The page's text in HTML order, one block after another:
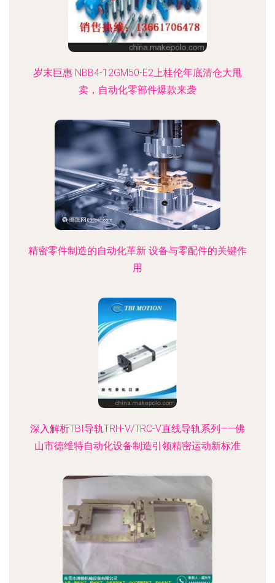
岁末巨惠 NBB4-12GM50-E2上桂伦年底清仓大甩
卖，自动化零部件爆款来袭
精密零件制造的自动化革新 设备与零配件的关键作
用
深入解析TBI导轨TRH-V/TRC-V直线导轨系列——佛
山市德维特自动化设备制造引领精密运动新标准